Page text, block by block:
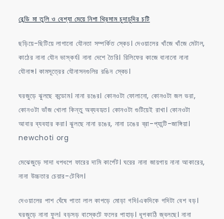
রেন্ডি মা তুলি ও বেশ্যা মেয়ে নিশা থ্রিসাম চুদাচুদির চটি
ছড়িয়ে-ছিটিয়ে লাগানো যৌনতা সম্পর্কিত স্কেচ। দেওয়ালের খাঁজে খাঁজে মেটাল,
কাঠের নানা যৌন ভাস্কর্য। নানা দেশে তৈরি। রিলিফের কাজে বানানো নানা
যৌনাঙ্গ। কামসূত্রের যৌনাসনগুলির রঙিন স্কেচ।
ঘরজুড়ে ঝুলছে কন্ডোম। নানা রঙের। কোনওটা ফোলানো, কোনওটা জল ভরা,
কোনওটা ভাঁজ খোলা কিন্তু অব্যবহৃত। কোনওটা গুটিয়েই রাখা। কোনওটা
আবার ব্যবহার করা। ঝুলছে নানা রঙের, নানা ঢঙের ব্রা-প্যান্টি-জাঙ্গিয়া।
newchoti org
মেঝেজুড়ে সাদা ধপধপে ফারের দামি কার্পেট। ঘরের নানা জায়গায় নানা আকারের,
নানা উচ্চতার চেয়ার-টেবিল।
দেওয়ালের পাশ ঘেঁষে পাতা লাল কাপড়ে মোড়া গদি।একদিকে গদিটা বেশ বড়।
ঘরজুড়ে নানা ফুল। বড়সড় বাস্কেটে ফলের পাহাড়। ধূপকাঠি জ্বলছে। নানা